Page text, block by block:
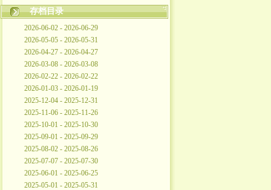
存档目录
2026-06-02 - 2026-06-29
2026-05-05 - 2026-05-31
2026-04-27 - 2026-04-27
2026-03-08 - 2026-03-08
2026-02-22 - 2026-02-22
2026-01-03 - 2026-01-19
2025-12-04 - 2025-12-31
2025-11-06 - 2025-11-26
2025-10-01 - 2025-10-30
2025-09-01 - 2025-09-29
2025-08-02 - 2025-08-26
2025-07-07 - 2025-07-30
2025-06-01 - 2025-06-25
2025-05-01 - 2025-05-31